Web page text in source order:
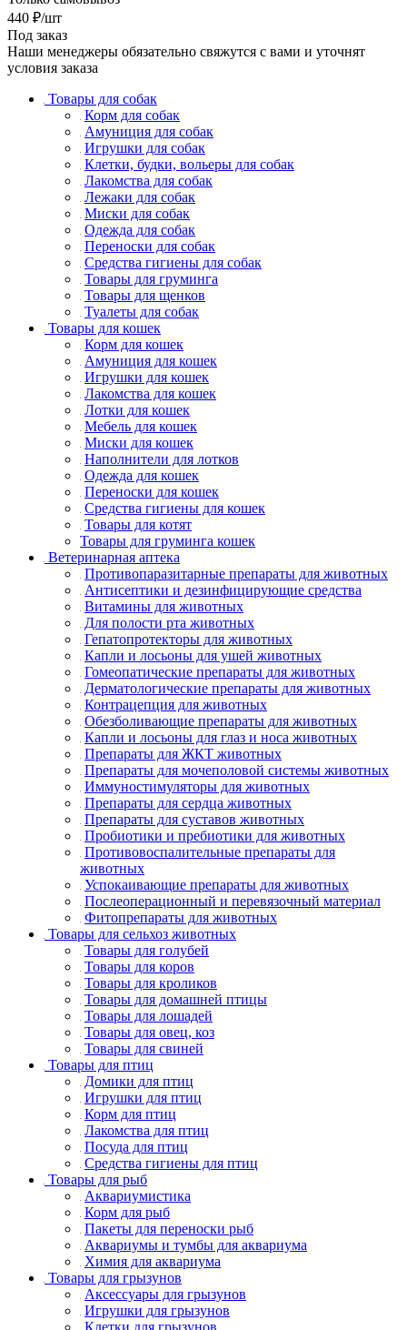
440 ₽/шт
Под заказ
Наши менеджеры обязательно свяжутся с вами и уточнят
условия заказа
Товары для собак
Корм для собак
Амуниция для собак
Игрушки для собак
Клетки, будки, вольеры для собак
Лакомства для собак
Лежаки для собак
Миски для собак
Одежда для собак
Переноски для собак
Средства гигиены для собак
Товары для груминга
Товары для щенков
Туалеты для собак
Товары для кошек
Корм для кошек
Амуниция для кошек
Игрушки для кошек
Лакомства для кошек
Лотки для кошек
Мебель для кошек
Миски для кошек
Наполнители для лотков
Одежда для кошек
Переноски для кошек
Средства гигиены для кошек
Товары для котят
Товары для груминга кошек
Ветеринарная аптека
Противопаразитарные препараты для животных
Антисептики и дезинфицирующие средства
Витамины для животных
Для полости рта животных
Гепатопротекторы для животных
Капли и лосьоны для ушей животных
Гомеопатические препараты для животных
Дерматологические препараты для животных
Контрацепция для животных
Обезболивающие препараты для животных
Капли и лосьоны для глаз и носа животных
Препараты для ЖКТ животных
Препараты для мочеполовой системы животных
Иммуностимуляторы для животных
Препараты для сердца животных
Препараты для суставов животных
Пробиотики и пребиотики для животных
Противовоспалительные препараты для
животных
Успокаивающие препараты для животных
Послеоперационный и перевязочный материал
Фитопрепараты для животных
Товары для сельхоз животных
Товары для голубей
Товары для коров
Товары для кроликов
Товары для домашней птицы
Товары для лошадей
Товары для овец, коз
Товары для свиней
Товары для птиц
Домики для птиц
Игрушки для птиц
Корм для птиц
Лакомства для птиц
Посуда для птиц
Средства гигиены для птиц
Товары для рыб
Аквариумистика
Корм для рыб
Пакеты для переноски рыб
Аквариумы и тумбы для аквариума
Химия для аквариума
Товары для грызунов
Аксессуары для грызунов
Игрушки для грызунов
Клетки для грызунов